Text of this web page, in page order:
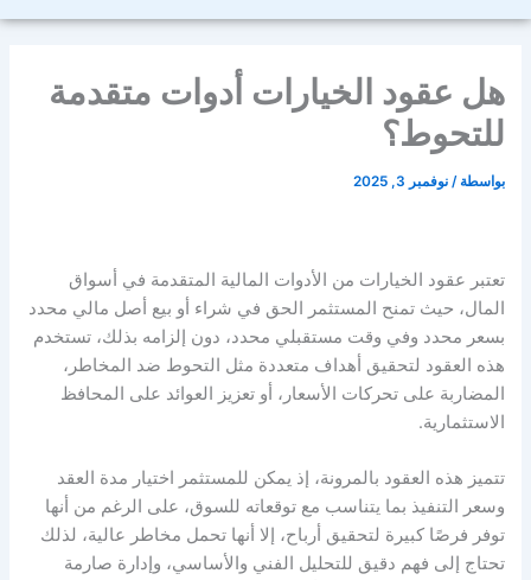
هل عقود الخيارات أدوات متقدمة
للتحوط؟
بواسطة/نوفمبر 3, 2025
تعتبر عقود الخيارات من الأدوات المالية المتقدمة في أسواق
المال، حيث تمنح المستثمر الحق في شراء أو بيع أصل مالي محدد
بسعر محدد وفي وقت مستقبلي محدد، دون إلزامه بذلك، تستخدم
هذه العقود لتحقيق أهداف متعددة مثل التحوط ضد المخاطر،
المضاربة على تحركات الأسعار، أو تعزيز العوائد على المحافظ
الاستثمارية.
تتميز هذه العقود بالمرونة، إذ يمكن للمستثمر اختيار مدة العقد
وسعر التنفيذ بما يتناسب مع توقعاته للسوق، على الرغم من أنها
توفر فرصًا كبيرة لتحقيق أرباح، إلا أنها تحمل مخاطر عالية، لذلك
تحتاج إلى فهم دقيق للتحليل الفني والأساسي، وإدارة صارمة